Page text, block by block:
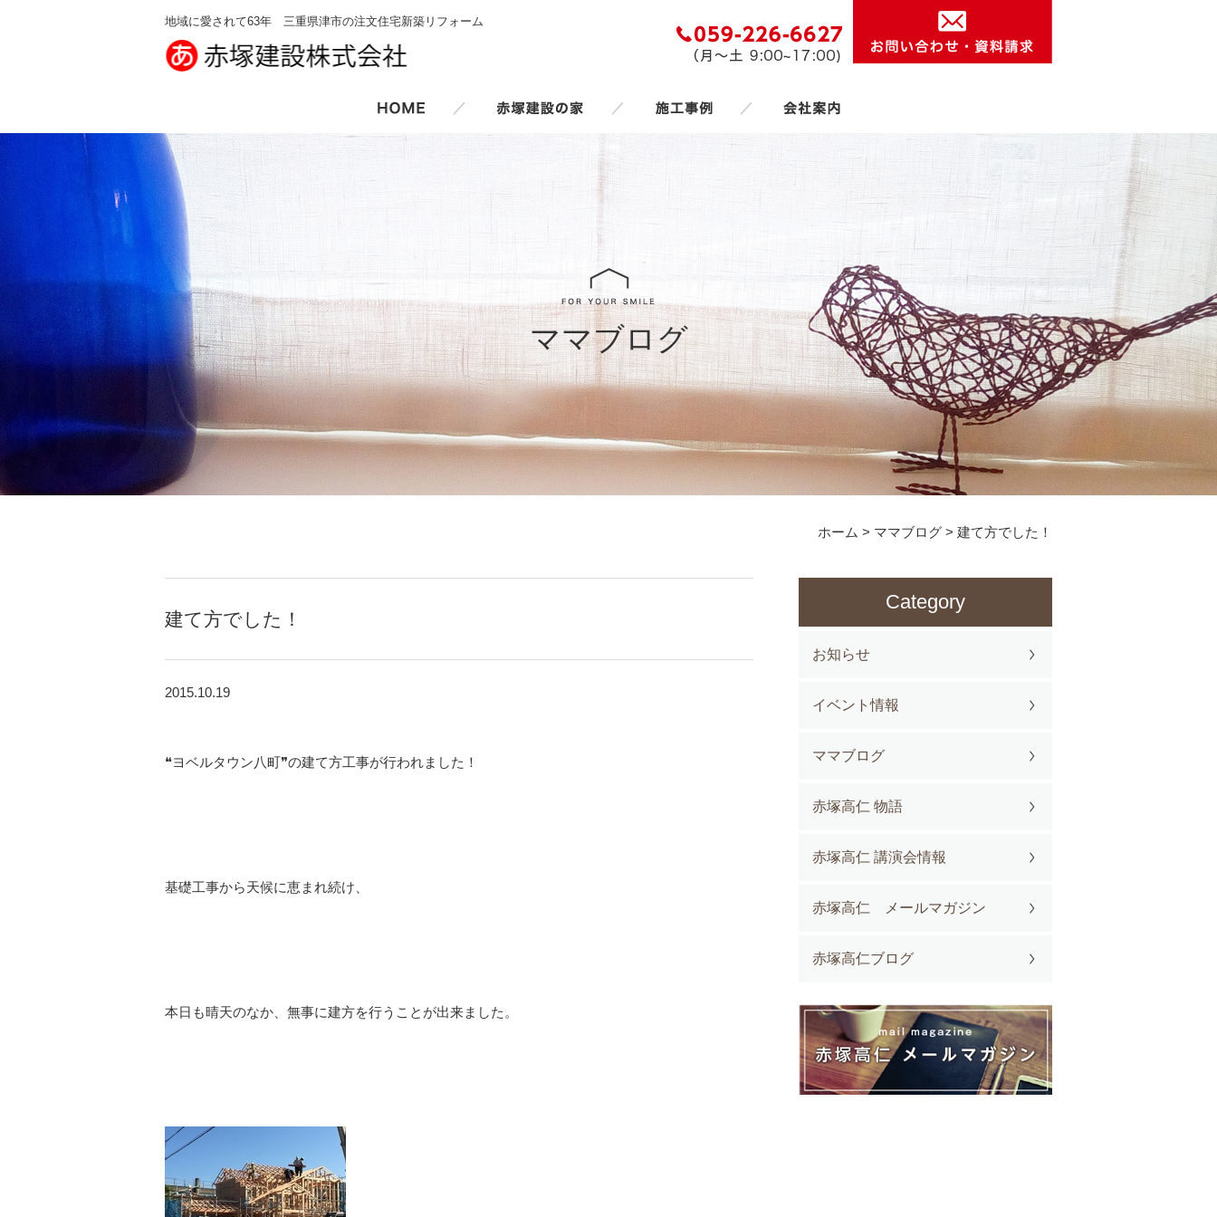
地域に愛されて63年 三重県津市の注文住宅新築リフォーム
／ ／ ／
ママブログ
ホーム > ママブログ > 建て方でした！
建て方でした！
2015.10.19
❝ヨベルタウン八町❞の建て方工事が行われました！
基礎工事から天候に恵まれ続け、
本日も晴天のなか、無事に建方を行うことが出来ました。
Category
お知らせ
イベント情報
ママブログ
赤塚高仁 物語
赤塚高仁 講演会情報
赤塚高仁 メールマガジン
赤塚高仁ブログ